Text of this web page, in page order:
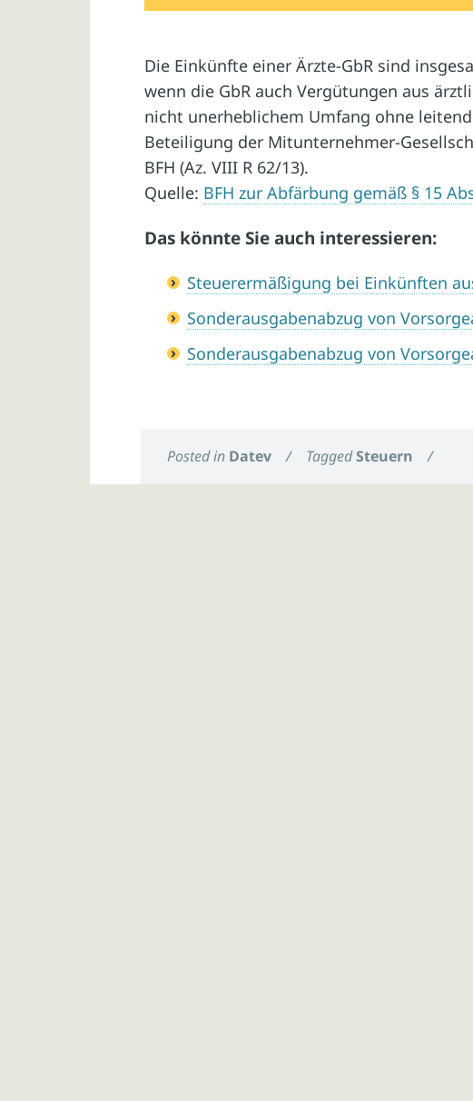
Die Einkünfte einer Ärzte-GbR sind
wenn die GbR auch Vergütungen aus
nicht unerheblichem Umfang ohne
Beteiligung der Mitunternehmer-
BFH (Az. VIII R 62/13).
Quelle: BFH zur Abfärbung gemäß § 15
Das könnte Sie auch interessieren:
Steuerermäßigung bei Einkünften
Sonderausgabenabzug von
Sonderausgabenabzug von
Posted in Datev / TaggedSteuern /